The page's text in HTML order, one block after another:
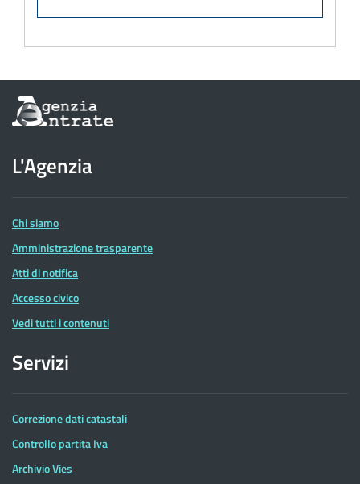
Informazioni
sul
dell'Agenzia
delle
Entrate
L'Agenzia
Chi siamo
Amministrazione trasparente
Atti di notifica
Accesso civico
Vedi tutti i contenuti
Servizi
Correzione dati catastali
Controllo partita Iva
Archivio Vies